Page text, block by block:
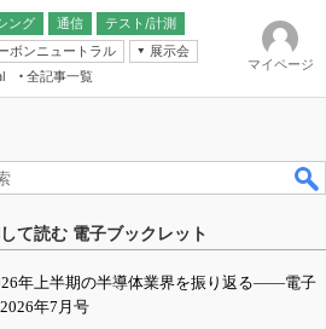
ング
通信
テスト/計測
ボンニュートラル
展示会
ューティング
全記事一覧
マイページ
て読む 電子ブックレット
年上半期の半導体業界を振り返る――電子
年7月号